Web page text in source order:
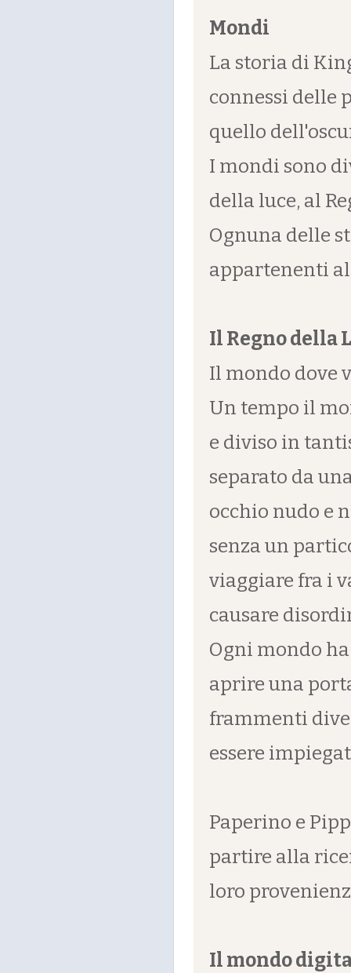
Mondi
La storia di
connessi delle
quello
I mondi sono
della luce, al
Ognuna delle
appartenenti al
Il Regno della
Il mondo dove
Un tempo il
e diviso in
separato da
occhio nudo e
senza un
viaggiare fra i
causare
Ogni mondo
aprire una
frammenti
essere
Paperino e
partire alla
loro
Il mondo